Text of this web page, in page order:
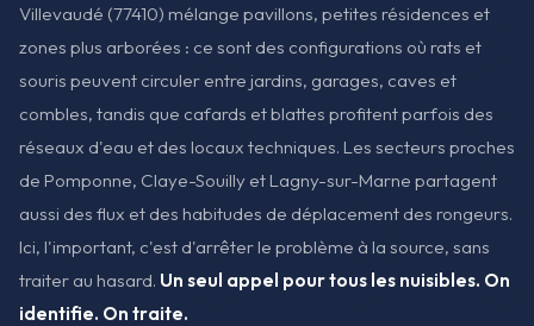
Villevaudé (77410) mélange pavillons, petites résidences et
zones plus arborées : ce sont des configurations où rats et
souris peuvent circuler entre jardins, garages, caves et
combles, tandis que cafards et blattes profitent parfois des
réseaux d'eau et des locaux techniques. Les secteurs proches
de Pomponne, Claye-Souilly et Lagny-sur-Marne partagent
aussi des flux et des habitudes de déplacement des rongeurs.
Ici, l'important, c'est d'arrêter le problème à la source, sans
traiter au hasard. Un seul appel pour tous les nuisibles. On
identifie. On traite.